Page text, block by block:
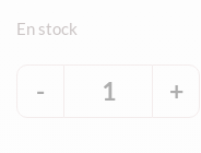
En stock
- 1 +